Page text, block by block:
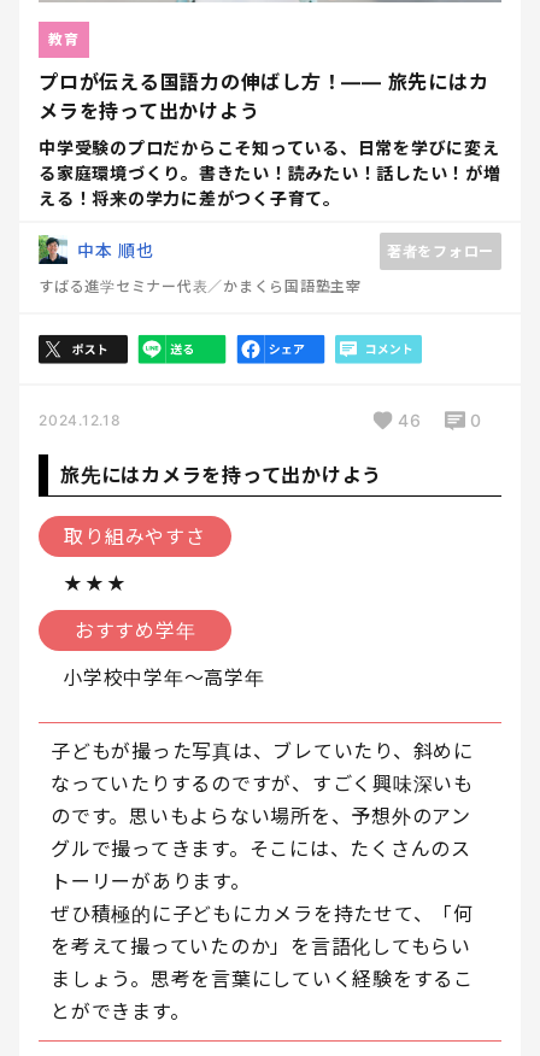
プロが伝える国語力の伸ばし方！―― 旅先にはカ
メラを持って出かけよう
中学受験のプロだからこそ知っている、日常を学びに変え
る家庭環境づくり。書きたい！読みたい！話したい！が増
える！将来の学力に差がつく子育て。
教育
中本 順也
著者をフォロー
すばる進学セミナー代表／かまくら国語塾主宰
2024.12.18 46 0
旅先にはカメラを持って出かけよう
取り組みやすさ
★★★
おすすめ学年
小学校中学年〜高学年
子どもが撮った写真は、ブレていたり、斜めに
なっていたりするのですが、すごく興味深いも
のです。思いもよらない場所を、予想外のアン
グルで撮ってきます。そこには、たくさんのス
トーリーがあります。
ぜひ積極的に子どもにカメラを持たせて、「何
を考えて撮っていたのか」を言語化してもらい
ましょう。思考を言葉にしていく経験をするこ
とができます。